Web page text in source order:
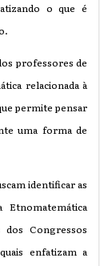
o que é
professores de
relacionada à
permite pensar
uma forma de
identificar as
Etnomatemática
Congressos
enfatizam a